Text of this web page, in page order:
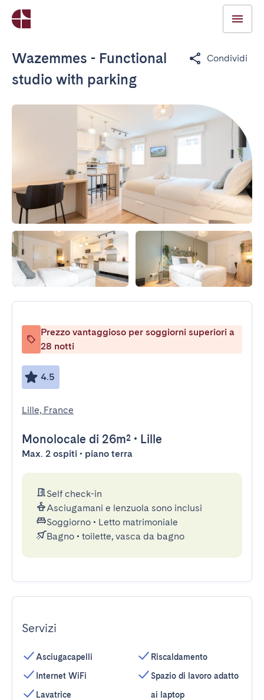
Wazemmes - Functional
studio with parking
Condividi
Prezzo vantaggioso per soggiorni superiori a
28 notti
4.5
Lille, France
Monolocale di 26m² • Lille
Max. 2 ospiti • piano terra
Self check-in
Asciugamani e lenzuola sono inclusi
Soggiorno • Letto matrimoniale
Bagno • toilette, vasca da bagno
Servizi
Asciugacapelli
Internet WiFi
Lavatrice
Riscaldamento
Spazio di lavoro adatto
ai laptop